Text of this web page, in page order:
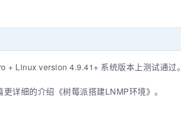
Linux version 4.9.41+ 系统版本上测试通过。
详细的介绍《树莓派搭建LNMP环境》。